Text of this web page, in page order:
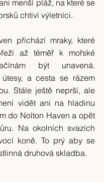
menší pláž, na které se
chtiví výletníci.
přichází mraky, které
až téměř k mořské
být unavená.
a cesta se rázem
Stále ještě neprší, ale
vidět ani na hladinu
do Nolton Haven a opět
Na okolních svazích
koně. To prý aby se
druhová skladba.